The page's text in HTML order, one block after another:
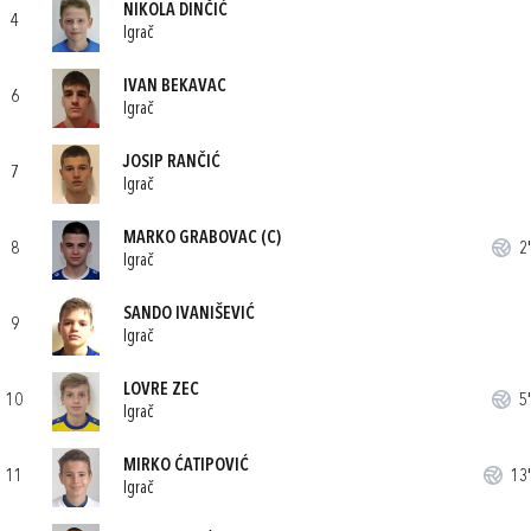
4
NIKOLA DINČIĆ
Igrač
6
IVAN BEKAVAC
Igrač
7
JOSIP RANČIĆ
Igrač
8
MARKO GRABOVAC (C)
Igrač
2'
9
SANDO IVANIŠEVIĆ
Igrač
10
LOVRE ZEC
Igrač
5'
11
MIRKO ĆATIPOVIĆ
Igrač
13'